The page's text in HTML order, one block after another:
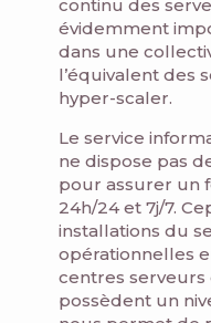
continu des
évidemment
dans une
l’équivalent des
hyper-scaler.
Le service
ne dispose pas
pour assurer un
24h/24 et 7j/7.
installations du
opérationnelles
centres serveurs
possèdent un